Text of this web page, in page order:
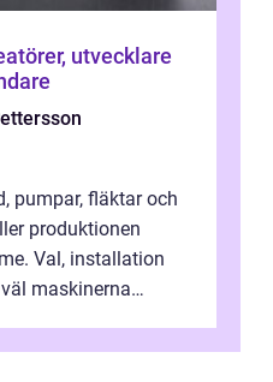
utvecklare
pumpar, fläktar och
produktionen
Val, installation
maskinerna